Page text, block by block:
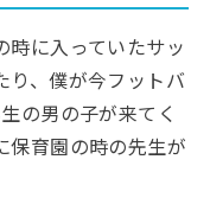
時に入っていたサッ
り、僕が今フットバ
の男の子が来てく
保育園の時の先生が